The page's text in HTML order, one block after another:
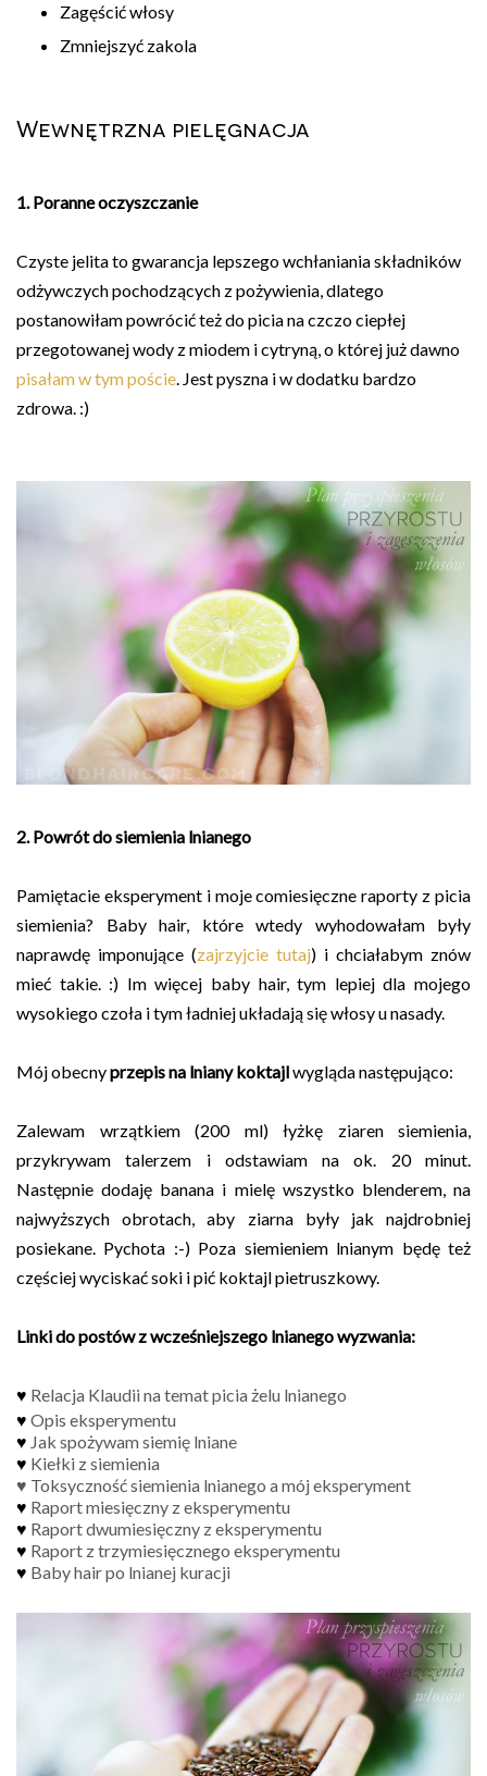
Zagęścić włosy
Zmniejszyć zakola
Wewnętrzna pielęgnacja
1. Poranne oczyszczanie
Czyste jelita to gwarancja lepszego wchłaniania składników
odżywczych pochodzących z pożywienia, dlatego
postanowiłam powrócić też do picia na czczo ciepłej
przegotowanej wody z miodem i cytryną, o której już dawno
pisałam w tym poście. Jest pyszna i w dodatku bardzo
zdrowa. :)
2. Powrót do siemienia lnianego
Pamiętacie eksperyment i moje comiesięczne raporty z picia
siemienia? Baby hair, które wtedy wyhodowałam były
naprawdę imponujące (zajrzyjcie tutaj) i chciałabym znów
mieć takie. :) Im więcej baby hair, tym lepiej dla mojego
wysokiego czoła i tym ładniej układają się włosy u nasady.
Mój obecnyprzepis na lniany koktajlwygląda następująco:
Zalewam wrzątkiem (200 ml) łyżkę ziaren siemienia,
przykrywam talerzem i odstawiam na ok. 20 minut.
Następnie dodaję banana i mielę wszystko blenderem, na
najwyższych obrotach, aby ziarna były jak najdrobniej
posiekane. Pychota :-) Poza siemieniem lnianym będę też
częściej wyciskać soki i pić koktajl pietruszkowy.
Linki do postów z wcześniejszego lnianego wyzwania:
♥ Relacja Klaudii na temat picia żelu lnianego
♥ Opis eksperymentu
♥ Jak spożywam siemię lniane
♥ Kiełki z siemienia
♥ Toksyczność siemienia lnianego a mój eksperyment
♥ Raport miesięczny z eksperymentu
♥ Raport dwumiesięczny z eksperymentu
♥ Raport z trzymiesięcznego eksperymentu
♥ Baby hair po lnianej kuracji